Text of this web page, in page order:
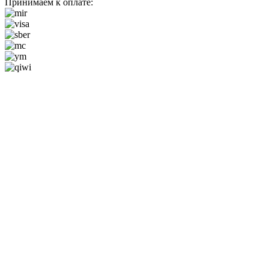
Принимаем к оплате: